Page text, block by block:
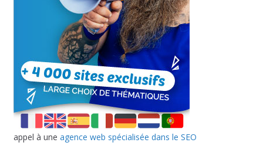
appel à une agence web spécialisée dans le SEO